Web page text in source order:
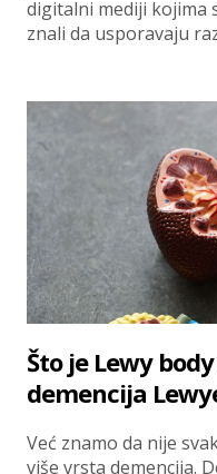
digitalni mediji kojima
znali da usporavaju
Što je Lewy
demencija
Već znamo da nije
više vrsta demencija.